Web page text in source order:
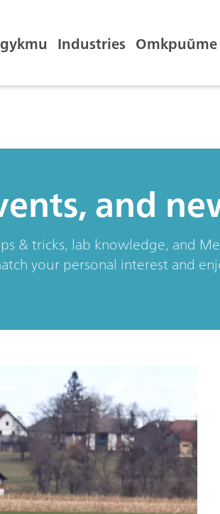
Industries Открийте
and
& tricks, lab knowledge, and
your personal interest and